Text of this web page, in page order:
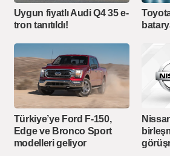
Uygun fiyatlı Audi Q4 35 e-
tron tanıtıldı!
Türkiye’ye Ford F-150,
Edge ve Bronco Sport
modelleri geliyor